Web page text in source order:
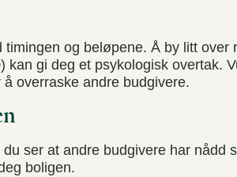
og beløpene. Å by litt over
kan gi deg et psykologisk overtak.
overraske andre budgivere.
ser at andre budgivere har nådd
boligen.